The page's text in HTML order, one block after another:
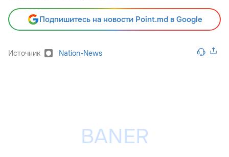
Подпишитесь на новости Point.md в Google
Источник Nation-News